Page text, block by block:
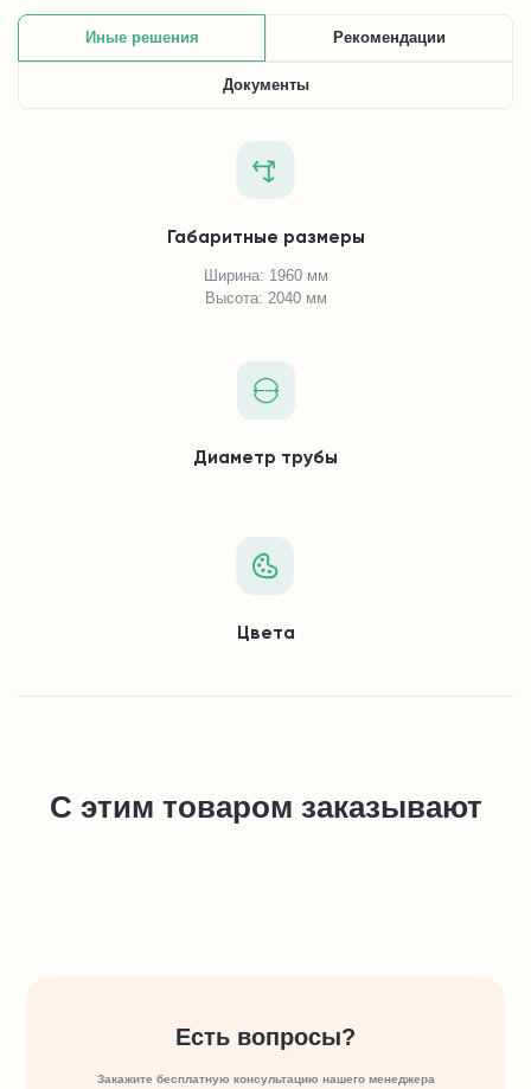
Иные решения Рекомендации
Документы
Габаритные размеры
Ширина: 1960 мм
Высота: 2040 мм
Диаметр трубы
Цвета
С этим товаром заказывают
Есть вопросы?
Закажите бесплатную консультацию нашего менеджера